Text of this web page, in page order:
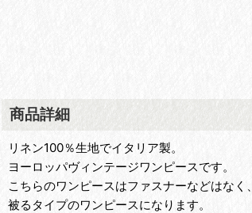
商品詳細
リネン100％生地でイタリア製。
ヨーロッパヴィンテージワンピースです。
こちらのワンピースはファスナーなどはなく、
被るタイプのワンピースになります。